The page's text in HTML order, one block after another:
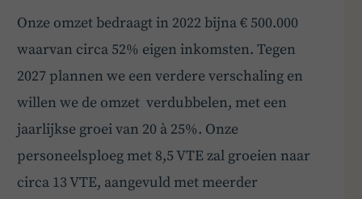
Onze omzet bedraagt in 2022 bijna € 500.000
waarvan circa 52% eigen inkomsten. Tegen
2027 plannen we een verdere verschaling en
willen we de omzet verdubbelen, met een
jaarlijkse groei van 20 à 25%. Onze
personeelsploeg met 8,5 VTE zal groeien naar
circa 13 VTE, aangevuld met meerder